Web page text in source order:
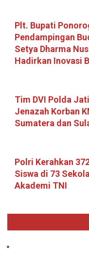
Plt. Bupati
Pendampingan
Setya Dharma
Hadirkan Inovasi
Tim DVI Polda
Jenazah Korban
Sumatera dan
Polri Kerahkan
Siswa di 73
Akademi TNI